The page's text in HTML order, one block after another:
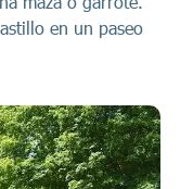
en un paseo